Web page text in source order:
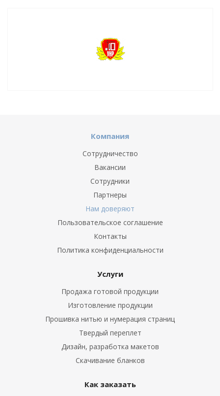
Компания
Сотрудничество
Вакансии
Сотрудники
Партнеры
Нам доверяют
Пользовательское соглашение
Контакты
Политика конфиденциальности
Услуги
Продажа готовой продукции
Изготовление продукции
Прошивка нитью и нумерация страниц
Твердый переплет
Дизайн, разработка макетов
Скачивание бланков
Как заказать